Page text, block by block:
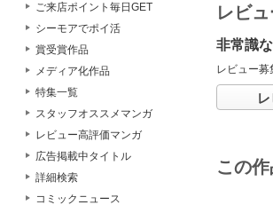
ご来店ポイント毎日GET
シーモアでポイ活
賞受賞作品
メディア化作品
特集一覧
スタッフオススメマンガ
レビュー高評価マンガ
広告掲載中タイトル
詳細検索
コミックニュース
レビュ
非常識
レビュー募
この